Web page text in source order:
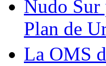
Nudo Sur
Plan de
La OMS